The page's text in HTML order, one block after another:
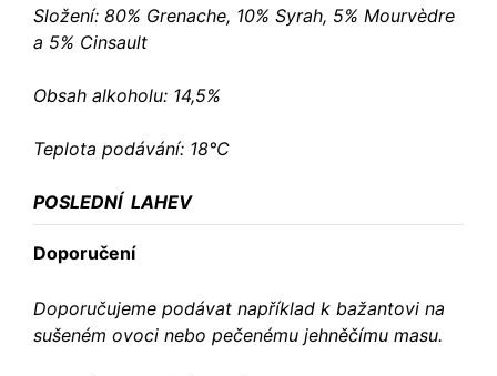
Složení: 80% Grenache, 10% Syrah, 5% Mourvèdre
a 5% Cinsault
Obsah alkoholu: 14,5%
Teplota podávání: 18°C
POSLEDNÍ LAHEV
Doporučení
Doporučujeme podávat například k bažantovi na
sušeném ovoci nebo pečenému jehněčímu masu.